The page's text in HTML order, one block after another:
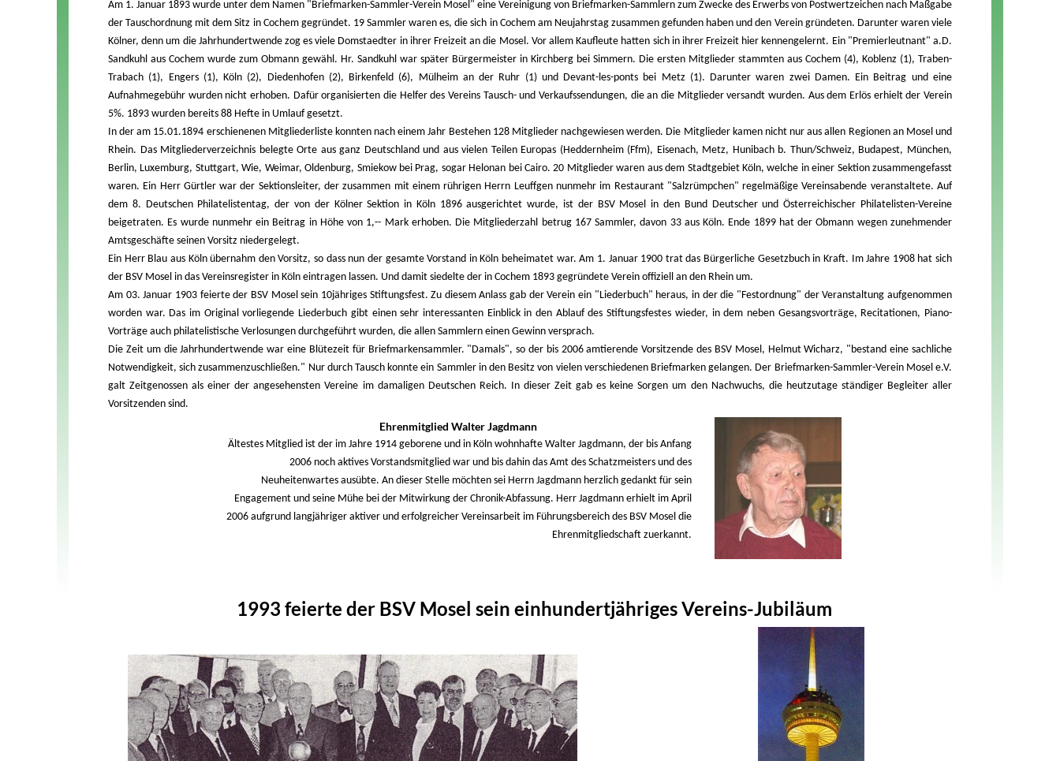
Am 1. Januar 1893 wurde unter dem Namen "Briefmarken-Sammler-Verein Mosel" eine Vereinigung von Briefmarken-Sammlern zum Zwecke des Erwerbs von Postwertzeichen nach Maßgabe
der Tauschordnung mit dem Sitz in Cochem gegründet. 19 Sammler waren es, die sich in Cochem am Neujahrstag zusammen gefunden haben und den Verein gründeten. Darunter waren viele
Kölner, denn um die Jahrhundertwende zog es viele Domstaedter in ihrer Freizeit an die Mosel. Vor allem Kaufleute hatten sich in ihrer Freizeit hier kennengelernt. Ein "Premierleutnant" a.D.
Sandkuhl aus Cochem wurde zum Obmann gewähl. Hr. Sandkuhl war später Bürgermeister in Kirchberg bei Simmern. Die ersten Mitglieder stammten aus Cochem (4), Koblenz (1), Traben-
Trabach (1), Engers (1), Köln (2), Diedenhofen (2), Birkenfeld (6), Mülheim an der Ruhr (1) und Devant-les-ponts bei Metz (1). Darunter waren zwei Damen. Ein Beitrag und eine
Aufnahmegebühr wurden nicht erhoben. Dafür organisierten die Helfer des Vereins Tausch- und Verkaufssendungen, die an die Mitglieder versandt wurden. Aus dem Erlös erhielt der Verein
5%. 1893 wurden bereits 88 Hefte in Umlauf gesetzt.
In der am 15.01.1894 erschienenen Mitgliederliste konnten nach einem Jahr Bestehen 128 Mitglieder nachgewiesen werden. Die Mitglieder kamen nicht nur aus allen Regionen an Mosel und
Rhein. Das Mitgliederverzeichnis belegte Orte aus ganz Deutschland und aus vielen Teilen Europas (Heddernheim (Ffm), Eisenach, Metz, Hunibach b. Thun/Schweiz, Budapest, München,
Berlin, Luxemburg, Stuttgart, Wie, Weimar, Oldenburg, Smiekow bei Prag, sogar Helonan bei Cairo. 20 Mitglieder waren aus dem Stadtgebiet Köln, welche in einer Sektion zusammengefasst
waren. Ein Herr Gürtler war der Sektionsleiter, der zusammen mit einem rührigen Herrn Leuffgen nunmehr im Restaurant "Salzrümpchen" regelmäßige Vereinsabende veranstaltete. Auf
dem 8. Deutschen Philatelistentag, der von der Kölner Sektion in Köln 1896 ausgerichtet wurde, ist der BSV Mosel in den Bund Deutscher und Österreichischer Philatelisten-Vereine
beigetraten. Es wurde nunmehr ein Beitrag in Höhe von 1,-- Mark erhoben. Die Mitgliederzahl betrug 167 Sammler, davon 33 aus Köln. Ende 1899 hat der Obmann wegen zunehmender
Amtsgeschäfte seinen Vorsitz niedergelegt.
Ein Herr Blau aus Köln übernahm den Vorsitz, so dass nun der gesamte Vorstand in Köln beheimatet war. Am 1. Januar 1900 trat das Bürgerliche Gesetzbuch in Kraft. Im Jahre 1908 hat sich
der BSV Mosel in das Vereinsregister in Köln eintragen lassen. Und damit siedelte der in Cochem 1893 gegründete Verein offiziell an den Rhein um.
Am 03. Januar 1903 feierte der BSV Mosel sein 10jähriges Stiftungsfest. Zu diesem Anlass gab der Verein ein "Liederbuch" heraus, in der die "Festordnung" der Veranstaltung aufgenommen
worden war. Das im Original vorliegende Liederbuch gibt einen sehr interessanten Einblick in den Ablauf des Stiftungsfestes wieder, in dem neben Gesangsvorträge, Recitationen, Piano-
Vorträge auch philatelistische Verlosungen durchgeführt wurden, die allen Sammlern einen Gewinn versprach.
Die Zeit um die Jahrhundertwende war eine Blütezeit für Briefmarkensammler. "Damals", so der bis 2006 amtierende Vorsitzende des BSV Mosel, Helmut Wicharz, "bestand eine sachliche
Notwendigkeit, sich zusammenzuschließen." Nur durch Tausch konnte ein Sammler in den Besitz von vielen verschiedenen Briefmarken gelangen. Der Briefmarken-Sammler-Verein Mosel e.V.
galt Zeitgenossen als einer der angesehensten Vereine im damaligen Deutschen Reich. In dieser Zeit gab es keine Sorgen um den Nachwuchs, die heutzutage ständiger Begleiter aller
Vorsitzenden sind.
Ehrenmitglied Walter Jagdmann
Ältestes Mitglied ist der im Jahre 1914 geborene und in Köln wohnhafte Walter Jagdmann, der bis Anfang
2006 noch aktives Vorstandsmitglied war und bis dahin das Amt des Schatzmeisters und des
Neuheitenwartes ausübte. An dieser Stelle möchten sei Herrn Jagdmann herzlich gedankt für sein
Engagement und seine Mühe bei der Mitwirkung der Chronik-Abfassung. Herr Jagdmann erhielt im April
2006 aufgrund langjähriger aktiver und erfolgreicher Vereinsarbeit im Führungsbereich des BSV Mosel die
Ehrenmitgliedschaft zuerkannt.
1993 feierte der BSV Mosel sein einhundertjähriges Vereins-Jubiläum